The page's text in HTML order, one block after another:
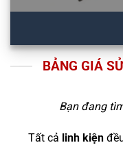
BẢNG GIÁ
Bạn đang
Tất cả linh kiện